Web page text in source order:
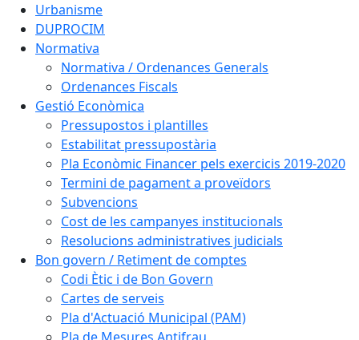
Urbanisme
DUPROCIM
Normativa
Normativa / Ordenances Generals
Ordenances Fiscals
Gestió Econòmica
Pressupostos i plantilles
Estabilitat pressupostària
Pla Econòmic Financer pels exercicis 2019-2020
Termini de pagament a proveïdors
Subvencions
Cost de les campanyes institucionals
Resolucions administratives judicials
Bon govern / Retiment de comptes
Codi Ètic i de Bon Govern
Cartes de serveis
Pla d'Actuació Municipal (PAM)